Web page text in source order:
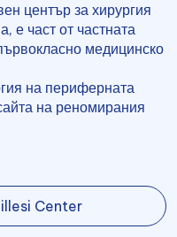
център за хирургия
е част от частната
медицинско
на периферната
на реномирания
Center